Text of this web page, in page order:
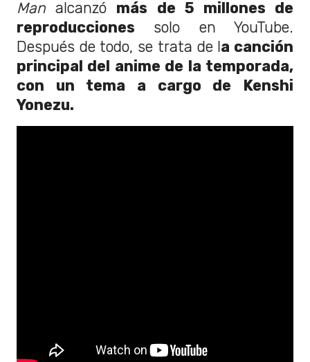
Manalcanzó más de 5 millones de
reproducciones solo en YouTube.
Después de todo, se trata de la canción
principal del anime de la temporada,
con un tema a cargo de Kenshi
Yonezu.